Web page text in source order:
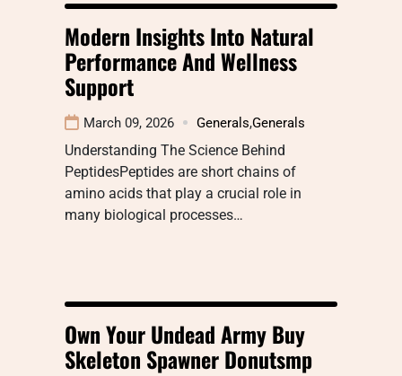
Modern Insights Into Natural
Performance And Wellness
Support
March 09, 2026 Generals,Generals
Understanding The Science Behind
PeptidesPeptides are short chains of
amino acids that play a crucial role in
many biological processes…
Own Your Undead Army Buy
Skeleton Spawner Donutsmp